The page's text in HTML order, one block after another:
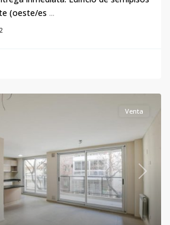
(oeste/es ...
2
Next
Venta